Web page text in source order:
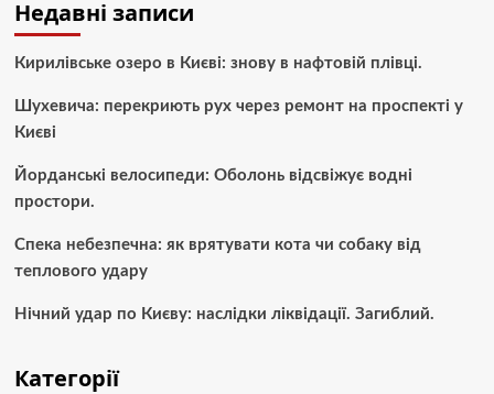
Недавні записи
Кирилівське озеро в Києві: знову в нафтовій плівці.
Шухевича: перекриють рух через ремонт на проспекті у
Києві
Йорданські велосипеди: Оболонь відсвіжує водні
простори.
Спека небезпечна: як врятувати кота чи собаку від
теплового удару
Нічний удар по Києву: наслідки ліквідації. Загиблий.
Категорії